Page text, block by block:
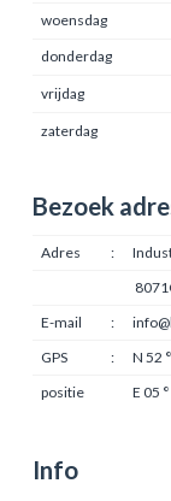
woensdag
donderdag
vrijdag
zaterdag
Bezoek
Adres :
E-mail
:
GPS
:
N 52
positie
E 05
Info